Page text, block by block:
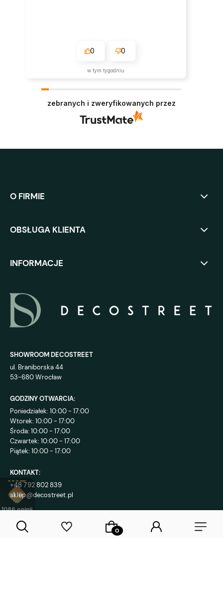
0 0
w tym tygodniu
zebranych i zweryfikowanych przez
O FIRMIE
OBSŁUGA KLIENTA
INFORMACJE
SHOWROOM DECOSTREET
ul. Braniborska 44
53-680 Wrocław
GODZINY OTWARCIA:
Poniedziałek: 10:00 - 17:00
Wtorek: 10:00 - 17:00
Środa: 10:00 - 17:00
Czwartek: 10:00 - 17:00
Piątek: 10:00 - 17:00
KONTAKT:
+48 792 802 839
sklep@decostreet.pl
4.9
1086 opinii